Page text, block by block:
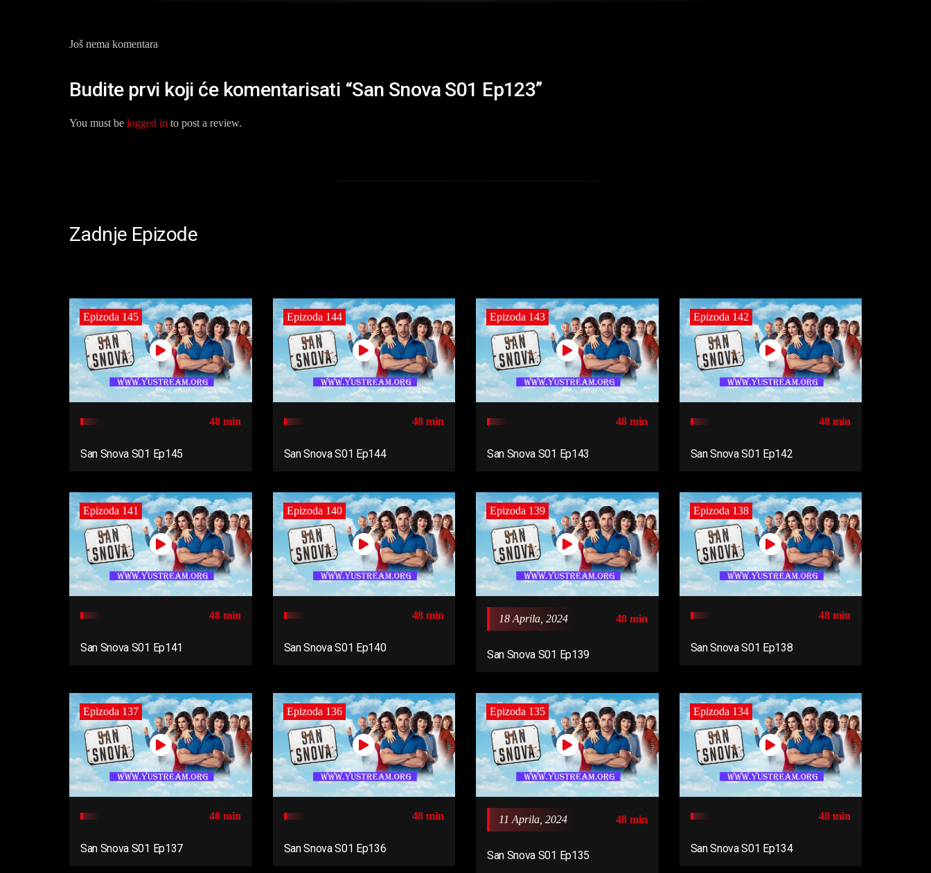
Još nema komentara
Budite prvi koji će komentarisati “San Snova S01 Ep123”
You must be logged in to post a review.
Zadnje Epizode
Epizoda 145
48 min
San Snova S01 Ep145
Epizoda 144
48 min
San Snova S01 Ep144
Epizoda 143
48 min
San Snova S01 Ep143
Epizoda 142
48 min
San Snova S01 Ep142
Epizoda 141
48 min
San Snova S01 Ep141
Epizoda 140
48 min
San Snova S01 Ep140
Epizoda 139
18 Aprila, 2024 48 min
San Snova S01 Ep139
Epizoda 138
48 min
San Snova S01 Ep138
Epizoda 137
48 min
San Snova S01 Ep137
Epizoda 136
48 min
San Snova S01 Ep136
Epizoda 135
11 Aprila, 2024 48 min
San Snova S01 Ep135
Epizoda 134
48 min
San Snova S01 Ep134